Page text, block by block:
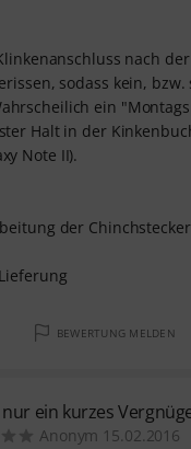
nach
sodass kein, bzw.
ein
Halt in der
Note II).
der
BEWERTUNG MELDEN
ein kurzes
Anonym 15.02.2016